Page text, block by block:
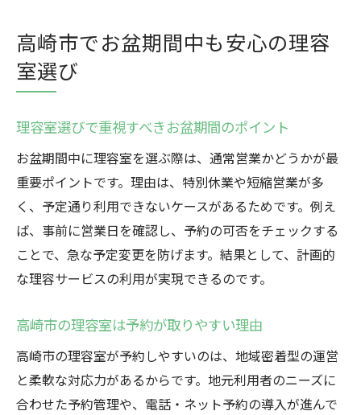
高崎市でお盆期間中も安心の理容
室選び
理容室選びで重視すべきお盆期間のポイント
お盆期間中に理容室を選ぶ際は、通常営業かどうかが最
重要ポイントです。理由は、特別休業や短縮営業が多
く、予定通り利用できないケースがあるためです。例え
ば、事前に営業日を確認し、予約の可否をチェックする
ことで、急な予定変更を防げます。結果として、計画的
な理容サービスの利用が実現できるのです。
高崎市の理容室は予約が取りやすい理由
高崎市の理容室が予約しやすいのは、地域密着型の運営
と柔軟な対応力があるからです。地元利用者のニーズに
合わせた予約管理や、電話・ネット予約の導入が進んで